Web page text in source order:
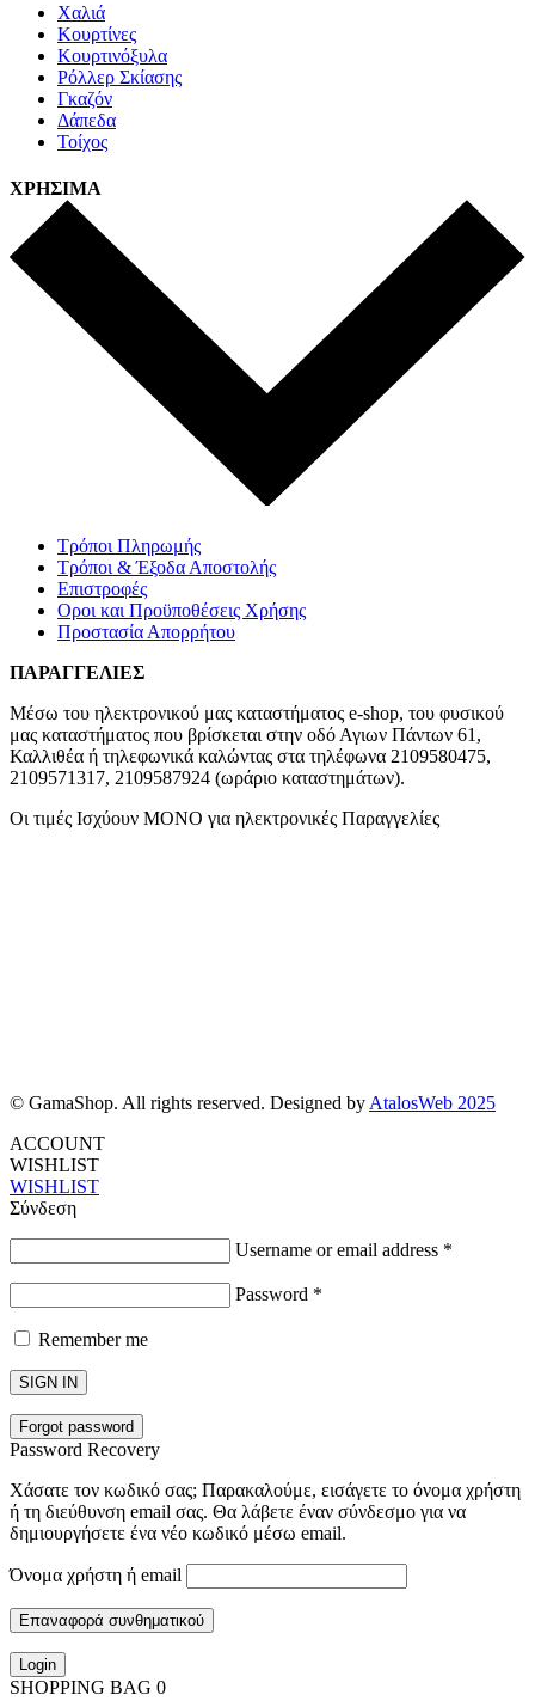
Χαλιά
Κουρτίνες
Κουρτινόξυλα
Ρόλλερ Σκίασης
Γκαζόν
Δάπεδα
Τοίχος
ΧΡΗΣΙΜΑ
Τρόποι Πληρωμής
Τρόποι & Έξοδα Αποστολής
Επιστροφές
Οροι και Προϋποθέσεις Χρήσης
Προστασία Απορρήτου
ΠΑΡΑΓΓΕΛΙΕΣ
Μέσω του ηλεκτρονικού μας καταστήματος e-shop, του φυσικού
μας καταστήματος που βρίσκεται στην οδό Αγιων Πάντων 61,
Καλλιθέα ή τηλεφωνικά καλώντας στα τηλέφωνα 2109580475,
2109571317, 2109587924 (ωράριο καταστημάτων).
Οι τιμές Ισχύουν ΜΟΝΟ για ηλεκτρονικές Παραγγελίες
© GamaShop. All rights reserved. Designed by AtalosWeb 2025
ACCOUNT
WISHLIST
WISHLIST
Σύνδεση
Username or email address *
Password *
Remember me
SIGN IN
Forgot password
Password Recovery
Χάσατε τον κωδικό σας; Παρακαλούμε, εισάγετε το όνομα χρήστη
ή τη διεύθυνση email σας. Θα λάβετε έναν σύνδεσμο για να
δημιουργήσετε ένα νέο κωδικό μέσω email.
Όνομα χρήστη ή email
Επαναφορά συνθηματικού
Login
SHOPPING BAG 0